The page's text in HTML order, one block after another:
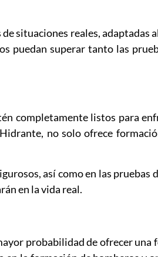
situaciones reales, adaptadas
puedan superar tanto las
completamente listos para
no solo ofrece
así como en las pruebas
en la vida real.
probabilidad de ofrecer una